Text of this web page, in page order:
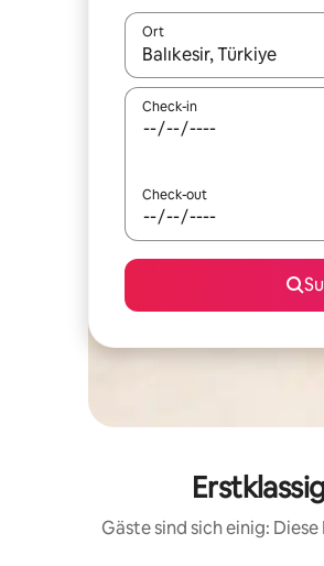
Ort
Wenn Ergebnisse
Check-in
Check-out
Gäste sind sich einig: